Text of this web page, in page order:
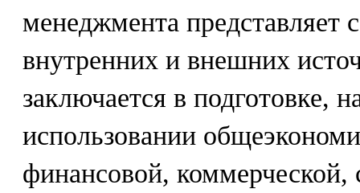
менеджмента представляет
внутренних и внешних
заключается в подготовке,
использовании
финансовой, коммерческой,